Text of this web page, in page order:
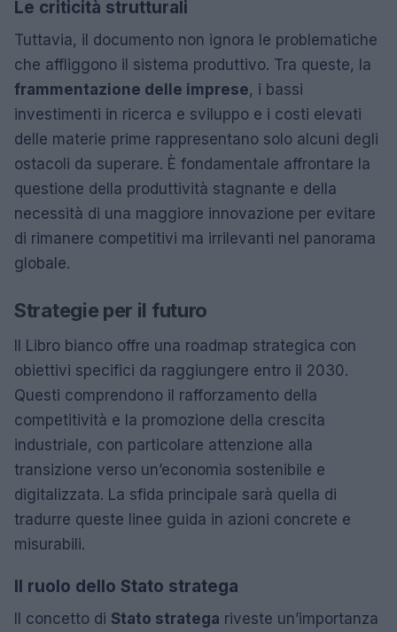
Le criticità strutturali
Tuttavia, il documento non ignora le problematiche
che affliggono il sistema produttivo. Tra queste, la
frammentazione delle imprese, i bassi
investimenti in ricerca e sviluppo e i costi elevati
delle materie prime rappresentano solo alcuni degli
ostacoli da superare. È fondamentale affrontare la
questione della produttività stagnante e della
necessità di una maggiore innovazione per evitare
di rimanere competitivi ma irrilevanti nel panorama
globale.
Strategie per il futuro
Il Libro bianco offre una roadmap strategica con
obiettivi specifici da raggiungere entro il 2030.
Questi comprendono il rafforzamento della
competitività e la promozione della crescita
industriale, con particolare attenzione alla
transizione verso un’economia sostenibile e
digitalizzata. La sfida principale sarà quella di
tradurre queste linee guida in azioni concrete e
misurabili.
Il ruolo dello Stato stratega
Il concetto di Stato stratega riveste un’importanza